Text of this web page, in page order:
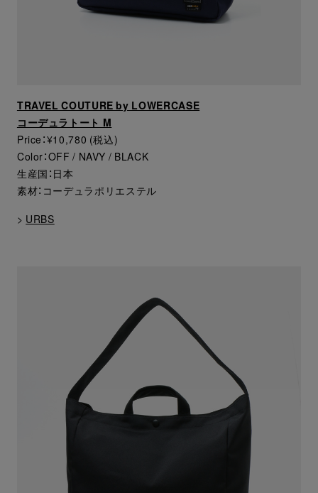
TRAVEL COUTURE by LOWERCASE
コーデュラトート M
Price：¥10,780 (税込)
Color：OFF / NAVY / BLACK
生産国：日本
素材：コーデュラポリエステル
> URBS